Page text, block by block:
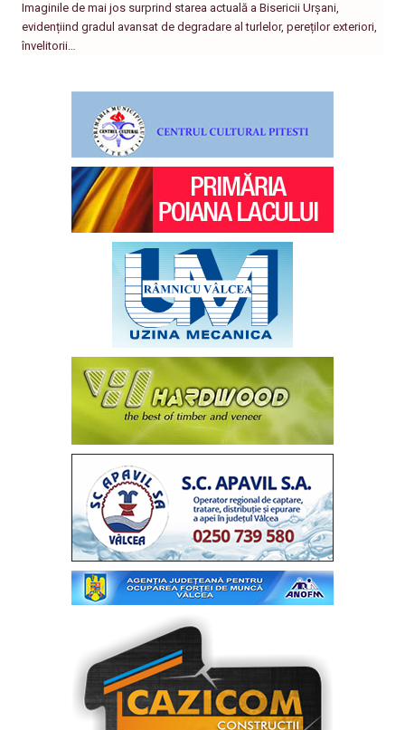
Imaginile de mai jos surprind starea actuală a Bisericii Urșani,
evidențiind gradul avansat de degradare al turlelor, pereților exteriori,
învelitorii…